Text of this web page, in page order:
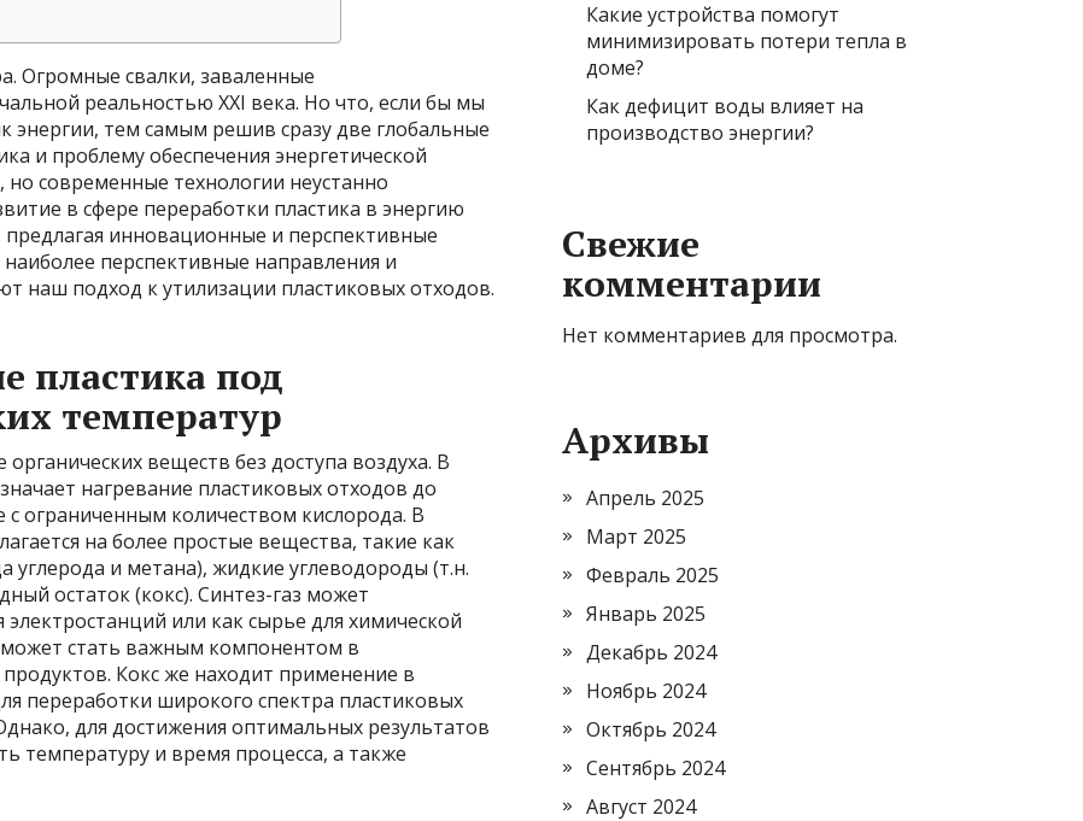
Огромные свалки, заваленные
реальностью XXI века. Но что, если бы мы
энергии, тем самым решив сразу две глобальные
и проблему обеспечения энергетической
но современные технологии неустанно
в сфере переработки пластика в энергию
инновационные и перспективные
перспективные направления и
наш подход к утилизации пластиковых отходов.
пластика под
температур
веществ без доступа воздуха. В
нагревание пластиковых отходов до
с ограниченным количеством кислорода. В
на более простые вещества, такие как
углерода и метана), жидкие углеводороды (т.н.
остаток (кокс). Синтез-газ может
электростанций или как сырье для химической
стать важным компонентом в
Кокс же находит применение в
переработки широкого спектра пластиковых
для достижения оптимальных результатов
температуру и время процесса, а также
Какие устройства помогут
минимизировать потери тепла в
доме?
Как дефицит воды влияет на
производство энергии?
Свежие
комментарии
Нет комментариев для просмотра.
Архивы
Апрель 2025
Март 2025
Февраль 2025
Январь 2025
Декабрь 2024
Ноябрь 2024
Октябрь 2024
Сентябрь 2024
Август 2024